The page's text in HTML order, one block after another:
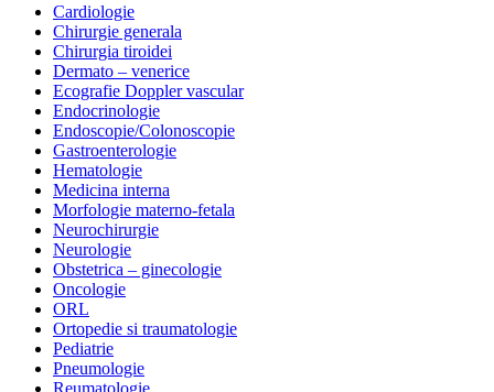
Cardiologie
Chirurgie generala
Chirurgia tiroidei
Dermato – venerice
Ecografie Doppler vascular
Endocrinologie
Endoscopie/Colonoscopie
Gastroenterologie
Hematologie
Medicina interna
Morfologie materno-fetala
Neurochirurgie
Neurologie
Obstetrica – ginecologie
Oncologie
ORL
Ortopedie si traumatologie
Pediatrie
Pneumologie
Reumatologie